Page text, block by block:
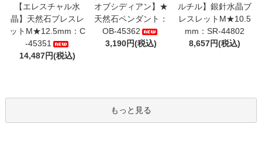
【エレスチャル水
晶】天然石ブレスレ
ットM★12.5mm：C
-45351
14,487円(税込)
オブシディアン】★
天然石ペンダント：
OB-45362
3,190円(税込)
ルチル】銀針水晶ブ
レスレットM★10.5
mm：SR-44802
8,657円(税込)
もっと見る